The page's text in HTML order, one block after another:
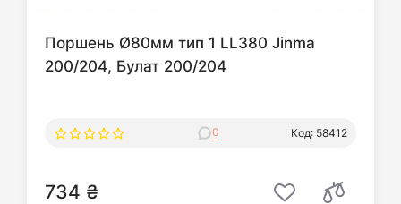
Поршень Ø80мм тип 1 LL380 Jinma
200/204, Булат 200/204
0 Код: 58412
734 ₴